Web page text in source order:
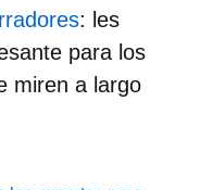
: les
para los
miren a largo